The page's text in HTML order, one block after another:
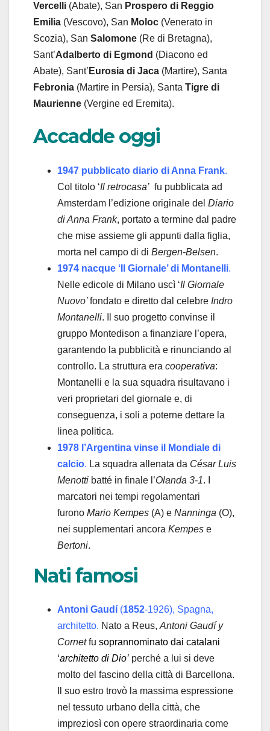
Vercelli (Abate), San Prospero di Reggio
Emilia (Vescovo), San Moloc (Venerato in
Scozia), San Salomone (Re di Bretagna),
Sant’Adalberto di Egmond (Diacono ed
Abate), Sant’ Eurosia di Jaca (Martire), Santa
Febronia (Martire in Persia), Santa Tigre di
Maurienne (Vergine ed Eremita).
Accadde oggi
1947 pubblicato diario di Anna Frank.
Col titolo ‘Il retrocasa’ fu pubblicata ad
Amsterdam l’edizione originale del Diario
di Anna Frank, portato a termine dal padre
che mise assieme gli appunti dalla figlia,
morta nel campo di di Bergen-Belsen.
1974 nacque ‘Il Giornale’ di Montanelli.
Nelle edicole di Milano uscì ‘Il Giornale
Nuovo’fondato e diretto dal celebre Indro
Montanelli. Il suo progetto convinse il
gruppo Montedison a finanziare l’opera,
garantendo la pubblicità e rinunciando al
controllo. La struttura era cooperativa:
Montanelli e la sua squadra risultavano i
veri proprietari del giornale e, di
conseguenza, i soli a poterne dettare la
linea politica.
1978 l’Argentina vinse il Mondiale di
calcio. La squadra allenata da César Luis
Menotti batté in finale l’Olanda 3-1. I
marcatori nei tempi regolamentari
furono Mario Kempes (A) e Nanninga (O),
nei supplementari ancora Kempes e
Bertoni.
Nati famosi
Antoni Gaudí (1852-1926), Spagna,
architetto. Nato a Reus, Antoni Gaudí y
Cornetfu soprannominato dai catalani
‘architetto di Dio’ perché a lui si deve
molto del fascino della città di Barcellona.
Il suo estro trovò la massima espressione
nel tessuto urbano della città, che
impreziosì con opere straordinaria come